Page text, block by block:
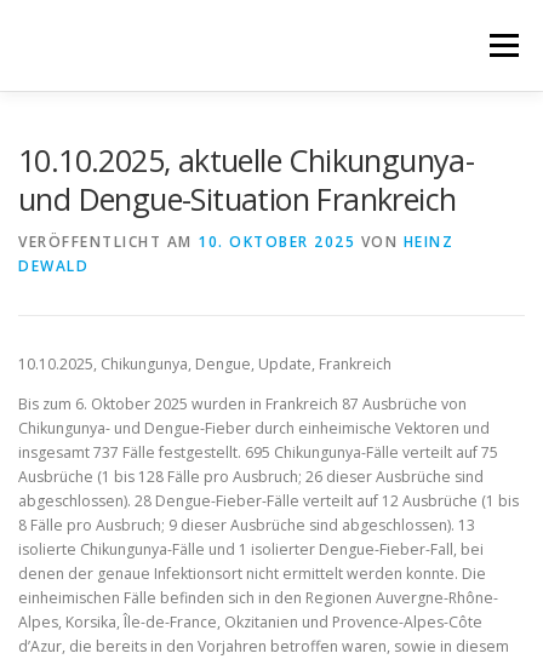
Menü
10.10.2025, aktuelle Chikungunya-
und Dengue-Situation Frankreich
VERÖFFENTLICHT AM 10. OKTOBER 2025 VON HEINZ
DEWALD
10.10.2025, Chikungunya, Dengue, Update, Frankreich
Bis zum 6. Oktober 2025 wurden in Frankreich 87 Ausbrüche von
Chikungunya- und Dengue-Fieber durch einheimische Vektoren und
insgesamt 737 Fälle festgestellt. 695 Chikungunya-Fälle verteilt auf 75
Ausbrüche (1 bis 128 Fälle pro Ausbruch; 26 dieser Ausbrüche sind
abgeschlossen). 28 Dengue-Fieber-Fälle verteilt auf 12 Ausbrüche (1 bis
8 Fälle pro Ausbruch; 9 dieser Ausbrüche sind abgeschlossen). 13
isolierte Chikungunya-Fälle und 1 isolierter Dengue-Fieber-Fall, bei
denen der genaue Infektionsort nicht ermittelt werden konnte. Die
einheimischen Fälle befinden sich in den Regionen Auvergne-Rhône-
Alpes, Korsika, Île-de-France, Okzitanien und Provence-Alpes-Côte
d’Azur, die bereits in den Vorjahren betroffen waren, sowie in diesem